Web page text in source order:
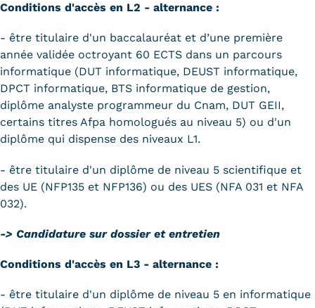
Conditions d'accès en L2 - alternance :
- être titulaire d'un baccalauréat et d’une première
année validée octroyant 60 ECTS dans un parcours
informatique (DUT informatique, DEUST informatique,
DPCT informatique, BTS informatique de gestion,
diplôme analyste programmeur du Cnam, DUT GEII,
certains titres Afpa homologués au niveau 5) ou d'un
diplôme qui dispense des niveaux L1.
- être titulaire d'un diplôme de niveau 5 scientifique et
des UE (NFP135 et NFP136) ou des UES (NFA 031 et NFA
032).
-> Candidature sur dossier et entretien
Conditions d'accès en L3 - alternance :
- être titulaire d'un diplôme de niveau 5 en informatique